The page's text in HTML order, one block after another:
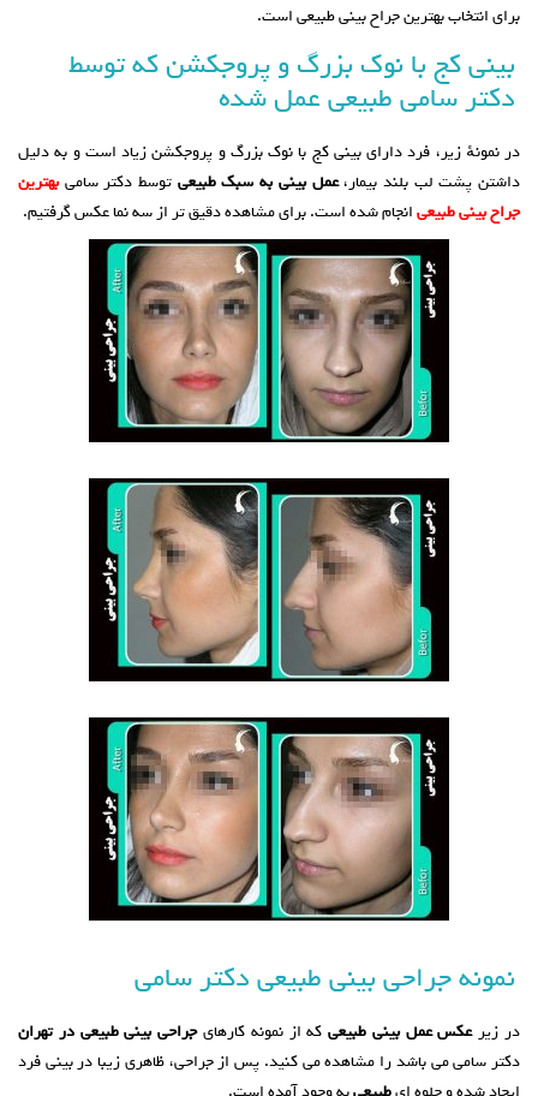
برای انتخاب بهترین جراح بینی طبیعی است.
بینی کج با نوک بزرگ و پروجکشن که توسط
دکتر سامی طبیعی عمل شده
در نمونهٔ زیر، فرد دارای بینی کج با نوک بزرگ و پروجکشن زیاد است و به دلیل
داشتن پشت لب بلند بیمار،عمل بینی به سبک طبیعی توسط دکتر سامیبهترین
جراح بینی طبیعیانجام شده است. برای مشاهده دقیق تر از سه نما عکس گرفتیم.
نمونه جراحی بینی طبیعی دکتر سامی
در زیرعکس عمل بینی طبیعیکه از نمونه کارهایجراحی بینی طبیعی در تهران
دکتر سامی می باشد را مشاهده می کنید. پس از جراحی، ظاهری زیبا در بینی فرد